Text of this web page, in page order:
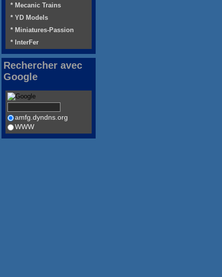
* Mecanic Trains
* YD Models
* Miniatures-Passion
* InterFer
Rechercher avec
Google
amfg.dyndns.org
WWW